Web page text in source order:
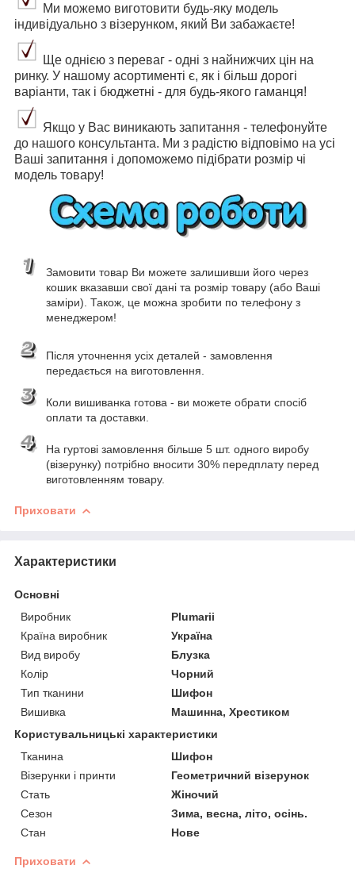
Ми можемо виготовити будь-яку модель
індивідуально з візерунком, який Ви забажаєте!
Ще однією з переваг - одні з найнижчих цін на
ринку. У нашому асортименті є, як і більш дорогі
варіанти, так і бюджетні - для будь-якого гаманця!
Якщо у Вас виникають запитання - телефонуйте
до нашого консультанта. Ми з радістю відповімо на усі
Ваші запитання і допоможемо підібрати розмір чі
модель товару!
Замовити товар Ви можете залишивши його через
кошик вказавши свої дані та розмір товару (або Ваші
заміри). Також, це можна зробити по телефону з
менеджером!
Після уточнення усіх деталей - замовлення
передається на виготовлення.
Коли вишиванка готова - ви можете обрати спосіб
оплати та доставки.
На гуртові замовлення більше 5 шт. одного виробу
(візерунку) потрібно вносити 30% передплату перед
виготовленням товару.
Приховати
Характеристики
Основні
Виробник
Plumarii
Країна виробник
Україна
Вид виробу
Блузка
Колір
Чорний
Тип тканини
Шифон
Вишивка
Машинна, Хрестиком
Користувальницькі характеристики
Тканина
Шифон
Візерунки і принти
Геометричний візерунок
Стать
Жіночий
Сезон
Зима, весна, літо, осінь.
Стан
Нове
Приховати